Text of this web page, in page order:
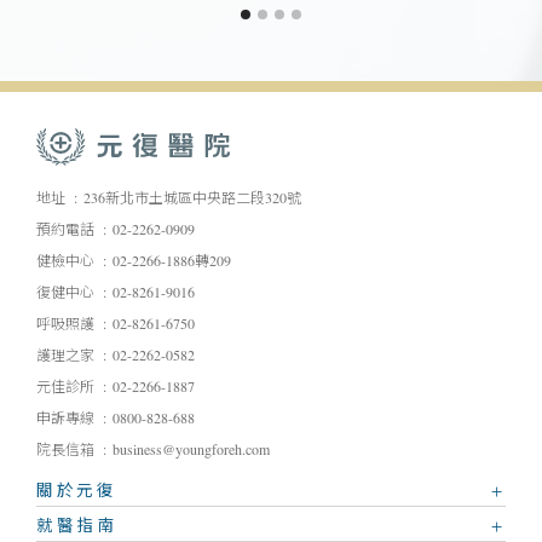
地址
236新北市土城區中央路二段320號
預約電話
02-2262-0909
健檢中心
02-2266-1886轉209
復健中心
02-8261-9016
呼吸照護
02-8261-6750
護理之家
02-2262-0582
元佳診所
02-2266-1887
申訴專線
0800-828-688
院長信箱
business@youngforeh.com
關於元復
就醫指南